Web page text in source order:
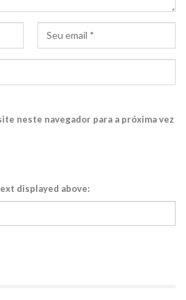
neste navegador para a próxima vez
displayed above: